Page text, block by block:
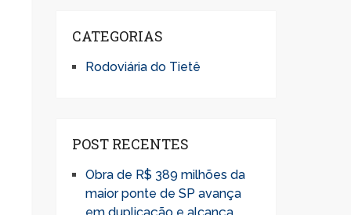
CATEGORIAS
Rodoviária do Tietê
POST RECENTES
Obra de R$ 389 milhões da
maior ponte de SP avança